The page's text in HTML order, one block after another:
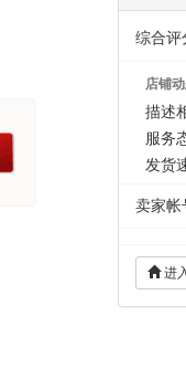
综合评
店铺
描述
服务
发货
卖家帐
进